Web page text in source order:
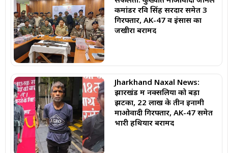
कमांडर रवि सिंह सरदार समेत 3
गिरफ्तार, AK-47 व इंसास का
जखीरा बरामद
Jharkhand Naxal News:
झारखंड में नक्सलियों को बड़ा
झटका, 22 लाख के तीन इनामी
माओवादी गिरफ्तार, AK-47 समेत
भारी हथियार बरामद